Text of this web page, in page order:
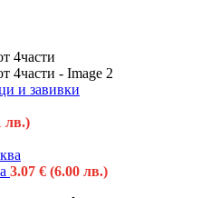
и завивки
лв.)
3.07 € (6.00 лв.)